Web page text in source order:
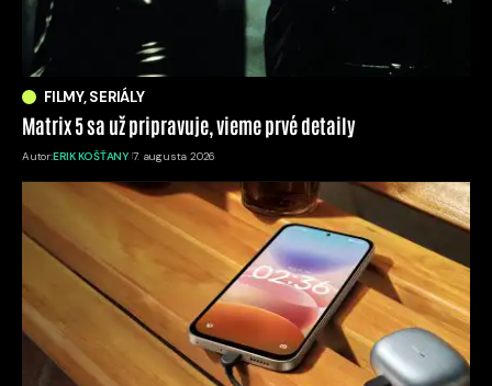
FILMY, SERIÁLY
Matrix 5 sa už pripravuje, vieme prvé detaily
Autor:ERIK KOŠŤANY 7. augusta 2026